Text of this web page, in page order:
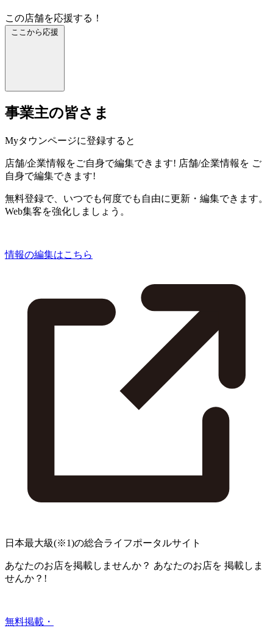
この店舗を応援する！
ここから応援
事業主の皆さま
Myタウンページに登録すると
店舗/企業情報をご自身で編集できます! 店舗/企業情報を ご
自身で編集できます!
無料登録で、いつでも何度でも自由に更新・編集できます。
Web集客を強化しましょう。
情報の編集はこちら
日本最大級(※1)の総合ライフポータルサイト
あなたのお店を掲載しませんか？ あなたのお店を 掲載しま
せんか？!
無料掲載・